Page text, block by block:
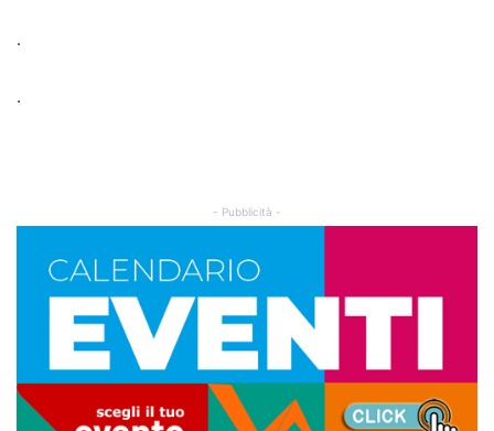
.
.
- Pubblicità -